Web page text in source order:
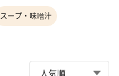
スープ・味噌汁